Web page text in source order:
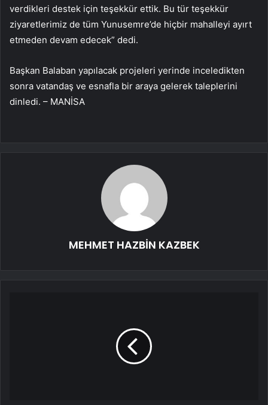
verdikleri destek için teşekkür ettik. Bu tür teşekkür
ziyaretlerimiz de tüm Yunusemre’de hiçbir mahalleyi ayırt
etmeden devam edecek” dedi.
Başkan Balaban yapılacak projeleri yerinde inceledikten
sonra vatandaş ve esnafla bir araya gelerek taleplerini
dinledi. – MANİSA
MEHMET HAZBİN KAZBEK